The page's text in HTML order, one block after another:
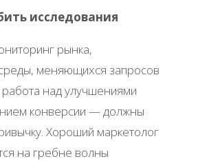
исследования
рынка,
меняющихся запросов
над улучшениями
конверсии — должны
Хороший маркетолог
на гребне волны